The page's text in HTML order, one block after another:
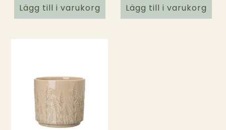
Lägg till i varukorg Lägg till i varukorg